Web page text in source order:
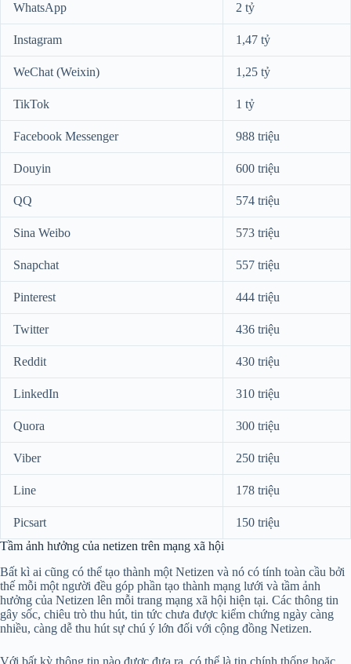
WhatsApp 2 tỷ
Instagram 1,47 tỷ
WeChat (Weixin) 1,25 tỷ
TikTok 1 tỷ
Facebook Messenger 988 triệu
Douyin 600 triệu
QQ 574 triệu
Sina Weibo 573 triệu
Snapchat 557 triệu
Pinterest 444 triệu
Twitter 436 triệu
Reddit 430 triệu
LinkedIn 310 triệu
Quora 300 triệu
Viber 250 triệu
Line 178 triệu
Picsart
150 triệu
Tầm ảnh hưởng của netizen trên mạng xã hội
Bất kì ai cũng có thể tạo thành một Netizen và nó có tính toàn cầu bởi
thế mỗi một người đều góp phần tạo thành mạng lưới và tầm ảnh
hưởng của Netizen lên mỗi trang mạng xã hội hiện tại. Các thông tin
gây sốc, chiêu trò thu hút, tin tức chưa được kiểm chứng ngày càng
nhiều, càng dễ thu hút sự chú ý lớn đối với cộng đồng Netizen.
Với bất kỳ thông tin nào được đưa ra, có thể là tin chính thống hoặc